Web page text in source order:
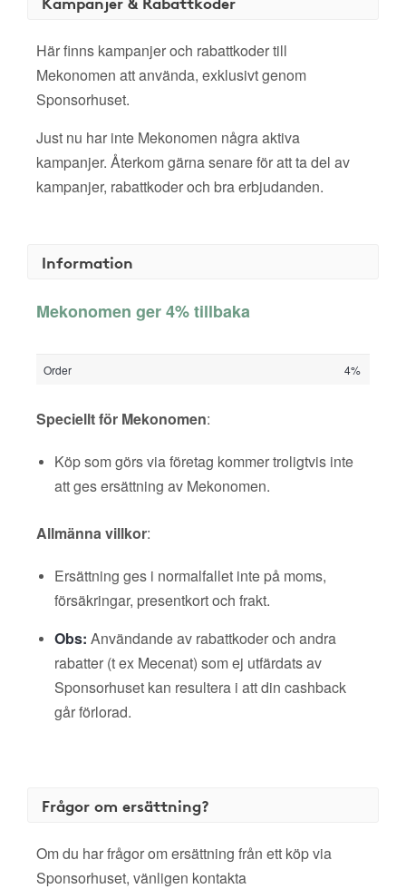
Här finns kampanjer och rabattkoder till
Mekonomen att använda, exklusivt genom
Sponsorhuset.
Just nu har inte Mekonomen några aktiva
kampanjer. Återkom gärna senare för att ta del av
kampanjer, rabattkoder och bra erbjudanden.
Information
Mekonomen ger 4% tillbaka
Order 4%
Speciellt för Mekonomen:
Köp som görs via företag kommer troligtvis inte
att ges ersättning av Mekonomen.
Allmänna villkor:
Ersättning ges i normalfallet inte på moms,
försäkringar, presentkort och frakt.
Obs: Användande av rabattkoder och andra
rabatter (t ex Mecenat) som ej utfärdats av
Sponsorhuset kan resultera i att din cashback
går förlorad.
Frågor om ersättning?
Om du har frågor om ersättning från ett köp via
Sponsorhuset, vänligen kontakta